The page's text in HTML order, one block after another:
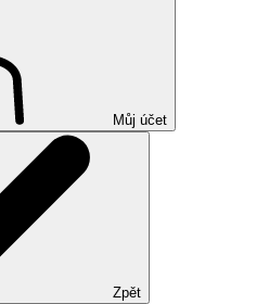
Můj účet
Zpět